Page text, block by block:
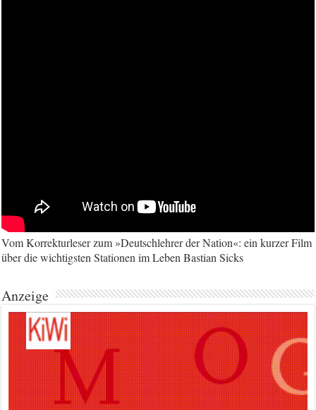
Vom Korrekturleser zum »Deutschlehrer der Nation«: ein kurzer Film
über die wichtigsten Stationen im Leben Bastian Sicks
Anzeige